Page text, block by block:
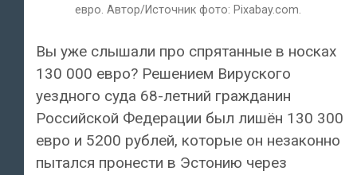
евро. Автор/Источник фото: Pixabay.com.
Вы уже слышали про спрятанные в носках
130 000 евро? Решением Вируского
уездного суда 68-летний гражданин
Российской Федерации был лишён 130 300
евро и 5200 рублей, которые он незаконно
пытался пронести в Эстонию через